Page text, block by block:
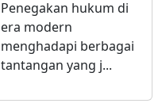
Penegakan hukum di
era modern
menghadapi berbagai
tantangan yang j...